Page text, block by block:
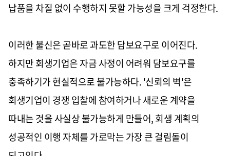
납품을 차질 없이 수행하지 못할 가능성을 크게 걱정한다.
이러한 불신은 곧바로 과도한 담보요구로 이어진다.
하지만 회생기업은 자금 사정이 어려워 담보요구를
충족하기가 현실적으로 불가능하다. '신뢰의 벽'은
회생기업이 경쟁 입찰에 참여하거나 새로운 계약을
따내는 것을 사실상 불가능하게 만들어, 회생 계획의
성공적인 이행 자체를 가로막는 가장 큰 걸림돌이